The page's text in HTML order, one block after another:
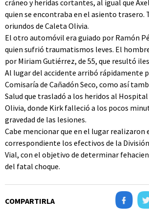
cráneo y heridas cortantes, al igual que
quien se encontraba en el asiento trasero.
oriundos de Caleta Olivia.
El otro automóvil era guiado por Ramón
quien sufrió traumatismos leves. El
por Miriam Gutiérrez, de 55, que resultó
Al lugar del accidente arribó rápidamente
Comisaría de Cañadón Seco, como así
Salud que trasladó a los heridos al
Olivia, donde Kirk falleció a los pocos
gravedad de las lesiones.
Cabe mencionar que en el lugar realizaron
correspondiente los efectivos de la
Vial, con el objetivo de determinar
del fatal choque.
COMPARTIRLA